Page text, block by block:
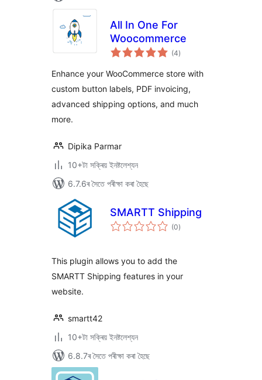
All In One For
Woocommerce
(4টা
মুঠ)
Enhance your WooCommerce store with
custom button labels, PDF invoicing,
advanced shipping options, and much
more.
Dipika Parmar
10+টা সক্ৰিয় ইনষ্টলেশ্যন
6.7.6ৰ সৈতে পৰীক্ষা কৰা হৈছে
SMARTT Shipping
(0টা
মুঠ)
This plugin allows you to add the
SMARTT Shipping features in your
website.
smartt42
10+টা সক্ৰিয় ইনষ্টলেশ্যন
6.8.7ৰ সৈতে পৰীক্ষা কৰা হৈছে